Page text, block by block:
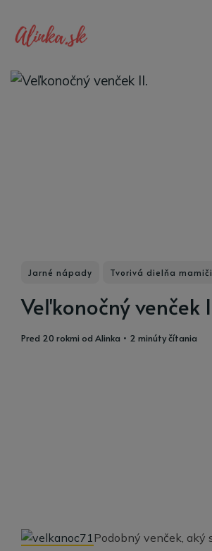
Jarné nápady Tvorivá dielňa
Veľkonočný venček
pred 20 rokmi od Alinka • 2 minúty čítania
Podobný venček, aký